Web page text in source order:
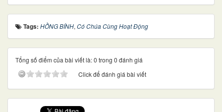
Tags: HỒNG BÍNH, Có Chúa Cùng Hoạt Động
Tổng số điểm của bài viết là: 0 trong 0 đánh giá
Click để đánh giá bài viết